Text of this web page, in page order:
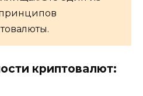
криптовалют: